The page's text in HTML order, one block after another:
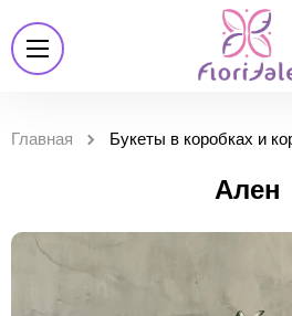
Главная Букеты в коробках и
Ален